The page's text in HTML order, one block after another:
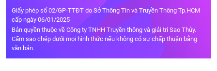
Giấy phép số 02/GP-TTĐT do Sở Thông Tin và Truyền Thông Tp.HCM
cấp ngày 06/01/2025
Bản quyền thuộc về Công ty TNHH Truyền thông và giải trí Sao Thủy.
Cấm sao chép dưới mọi hình thức nếu không có sự chấp thuận bằng
văn bản.